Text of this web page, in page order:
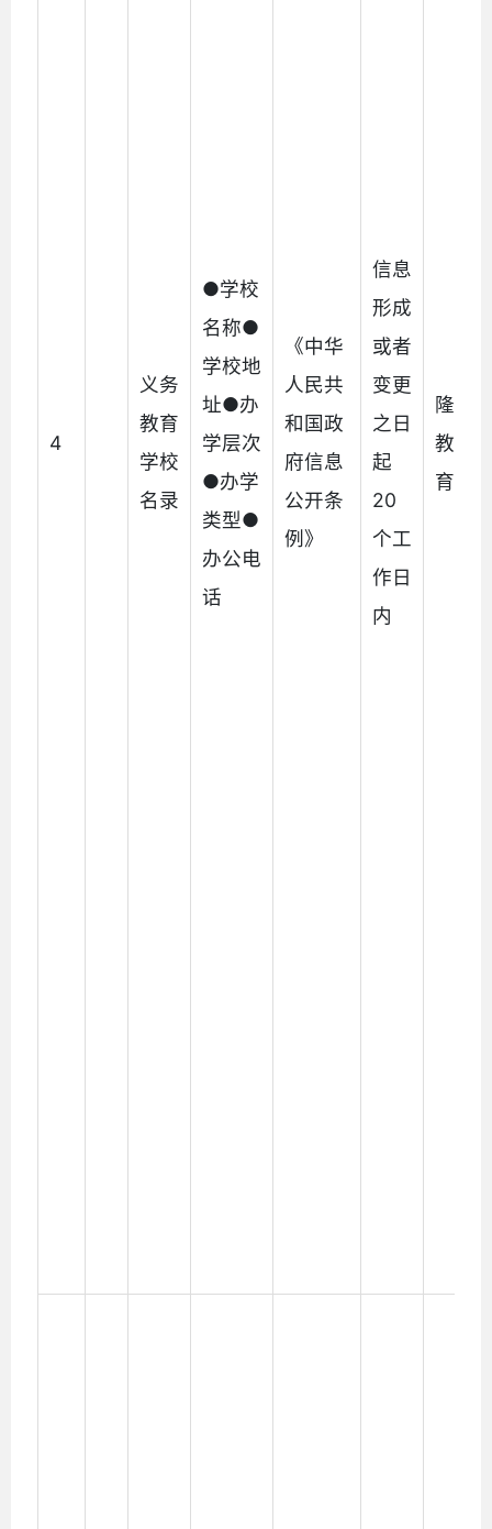
4
义务
教育
学校
名录
●学校
名称●
学校地
址●办
学层次
●办学
类型●
办公电
话
《中华
人民共
和国政
府信息
公开条
例》
信息
形成
或者
变更
之日
起
20
个工
作日
内
隆阳
教育
育局